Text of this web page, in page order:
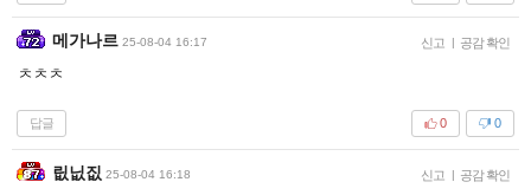
메가나르 25-08-04 16:17 신고 | 공감 확인
ㅊㅊㅊ
답글 0
0
릾닚짒 25-08-04 16:18 신고 | 공감 확인